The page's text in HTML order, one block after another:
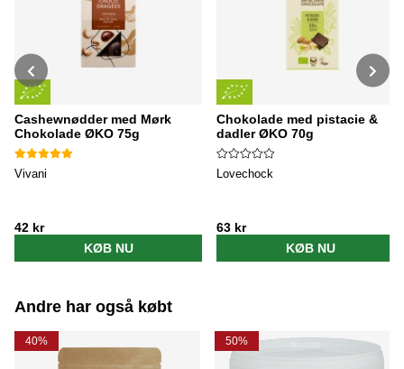
Cashewnødder med Mørk
Chokolade ØKO 75g
Vivani
42 kr
KØB NU
Chokolade med pistacie &
dadler ØKO 70g
Lovechock
63 kr
KØB NU
Andre har også købt
40% 50%